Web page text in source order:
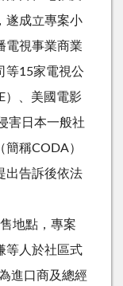
遂成立專案小
電視事業商業
等15家電視公
）、美國電影
害日本一般社
稱CODA）
出告訴後依法
地點，專案
等人於社區式
進口商及總經